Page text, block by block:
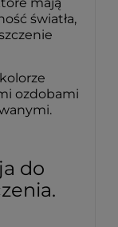
światła,
ozdobami
do